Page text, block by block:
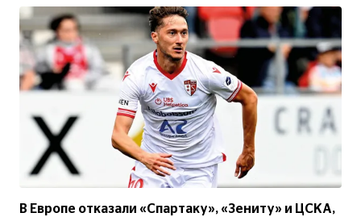
В Европе отказали «Спартаку», «Зениту» и ЦСКА,